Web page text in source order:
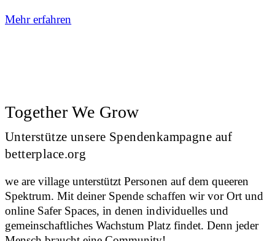
Mehr erfahren
Together We Grow
Unterstütze unsere Spendenkampagne auf
betterplace.org
we are village unterstützt Personen auf dem queeren
Spektrum. Mit deiner Spende schaffen wir vor Ort und
online Safer Spaces, in denen individuelles und
gemeinschaftliches Wachstum Platz findet. Denn jeder